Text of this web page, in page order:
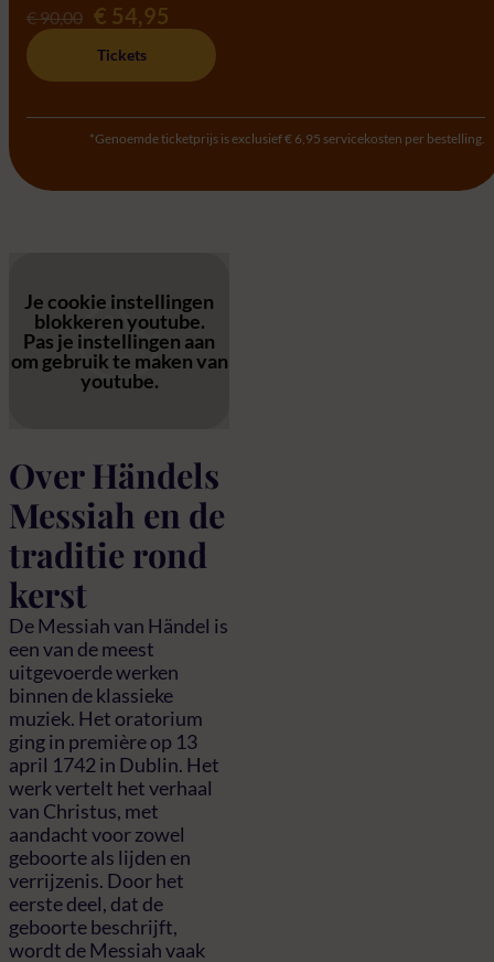
€ 90,00 € 54,95
Tickets
*Genoemde ticketprijs is exclusief € 6,95 servicekosten per bestelling.
Over Händels
Messiah en de
traditie rond
kerst
De Messiah van Händel is
een van de meest
uitgevoerde werken
binnen de klassieke
muziek. Het oratorium
ging in première op 13
april 1742 in Dublin. Het
werk vertelt het verhaal
van Christus, met
aandacht voor zowel
geboorte als lijden en
verrijzenis. Door het
eerste deel, dat de
geboorte beschrijft,
wordt de Messiah vaak
Je cookie instellingen
blokkeren youtube.
Pas je instellingen aan
om gebruik te maken van
youtube.